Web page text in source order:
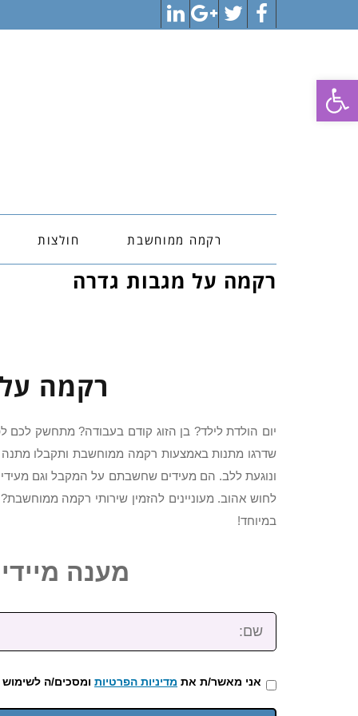
פתח סרגל נגישות
Facebook
Twitter
Google+
LinkedIn
רקמה ממוחשבת חולצות
רקמה על מגבות גדרה
רקמה
יום הולדת לילד? בן הזוג קודם בעבודה? מתחשק
שדרגו מתנות באמצעות רקמה ממוחשבת ותקבלו
ונוגעת ללב. הם מעידים שחשבתם על המקבל וגם
לחוש אהוב. מעוניינים להזמין שירותי רקמה
במיוחד!
מענה מיידי: 072-
שם:
אני מאשר/ת את מדיניות הפרטיות ומסכים/ה